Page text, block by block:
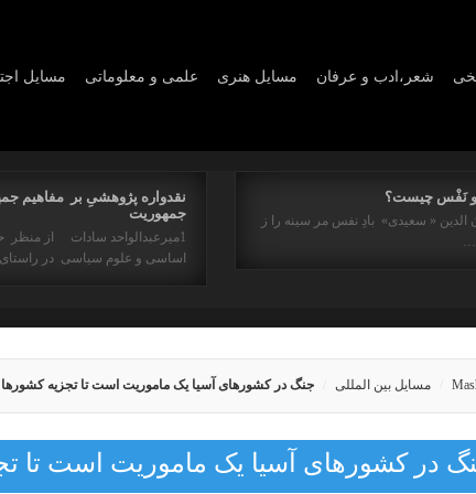
مسايل علمی و معلوماتی مسايل هنری شعر،ادب و عرفان
نقدواره پژوهشیِ بر مفاهیم
جمهوریت
1میرعبدالواحد سادات از منظر
اساسی و علوم سیاسی در
و نَفْس چیست؟
الدین « سعیدی» بادِ نفس مر سینه را ز
مسایل بین المللی جنگ در کشورهای آسیا یک ماموریت است تا تجزیه
در کشورهای آسیا یک ماموریت است تا